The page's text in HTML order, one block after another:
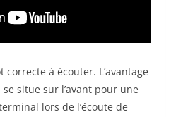
à écouter. L’avantage
situe sur l’avant pour une
lors de l’écoute de